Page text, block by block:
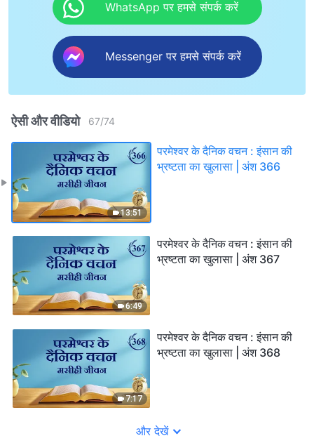
WhatsApp पर हमसे संपर्क करें
Messenger पर हमसे संपर्क करें
ऐसी और वीडियो 67/74
13:51
परमेश्वर के दैनिक वचन : इंसान की
भ्रष्टता का खुलासा | अंश 366
6:49
परमेश्वर के दैनिक वचन : इंसान की
भ्रष्टता का खुलासा | अंश 367
7:17
परमेश्वर के दैनिक वचन : इंसान की
भ्रष्टता का खुलासा | अंश 368
और देखें